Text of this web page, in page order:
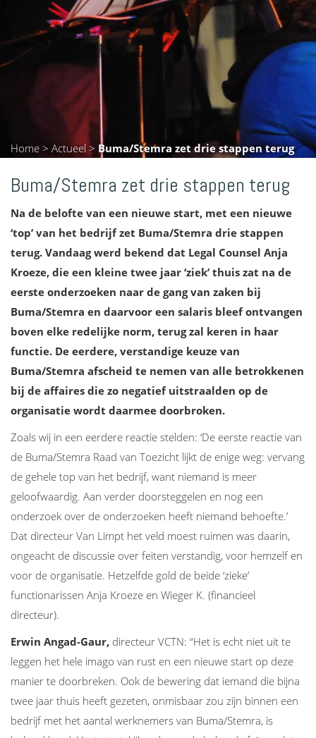
Home > Actueel > Buma/Stemra zet drie stappen terug
Buma/Stemra zet drie stappen terug
Na de belofte van een nieuwe start, met een nieuwe
‘top’ van het bedrijf zet Buma/Stemra drie stappen
terug. Vandaag werd bekend dat Legal Counsel Anja
Kroeze, die een kleine twee jaar ‘ziek’ thuis zat na de
eerste onderzoeken naar de gang van zaken bij
Buma/Stemra en daarvoor een salaris bleef ontvangen
boven elke redelijke norm, terug zal keren in haar
functie. De eerdere, verstandige keuze van
Buma/Stemra afscheid te nemen van alle betrokkenen
bij de affaires die zo negatief uitstraalden op de
organisatie wordt daarmee doorbroken.
Zoals wij in een eerdere reactie stelden: ‘De eerste reactie van
de Buma/Stemra Raad van Toezicht lijkt de enige weg: vervang
de gehele top van het bedrijf, want niemand is meer
geloofwaardig. Aan verder doorsteggelen en nog een
onderzoek over de onderzoeken heeft niemand behoefte.’
Dat directeur Van Limpt het veld moest ruimen was daarin,
ongeacht de discussie over feiten verstandig, voor hemzelf en
voor de organisatie. Hetzelfde gold de beide ‘zieke’
functionarissen Anja Kroeze en Wieger K. (financieel
directeur).
Erwin Angad-Gaur, directeur VCTN: “Het is echt niet uit te
leggen het hele imago van rust en een nieuwe start op deze
manier te doorbreken. Ook de bewering dat iemand die bijna
twee jaar thuis heeft gezeten, onmisbaar zou zijn binnen een
bedrijf met het aantal werknemers van Buma/Stemra, is